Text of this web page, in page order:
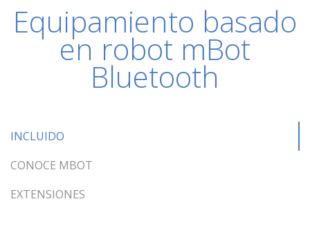
Equipamiento basado
en robot mBot
Bluetooth
INCLUIDO
CONOCE MBOT
EXTENSIONES